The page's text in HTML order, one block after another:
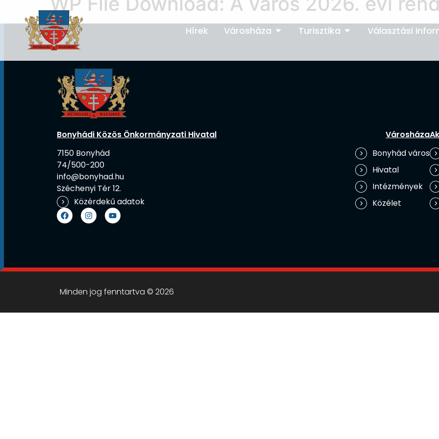
Hírek Városháza Turisztika Választási
Bonyhádi Közös Önkormányzati Hivatal
7150 Bonyhád
74/500-200
info@bonyhad.hu
Széchenyi Tér 12.
Közérdekű adatok
Városháza
Bonyhád város
Hivatal
Intézmények
Közélet
Minden jog fenntartva © 2026